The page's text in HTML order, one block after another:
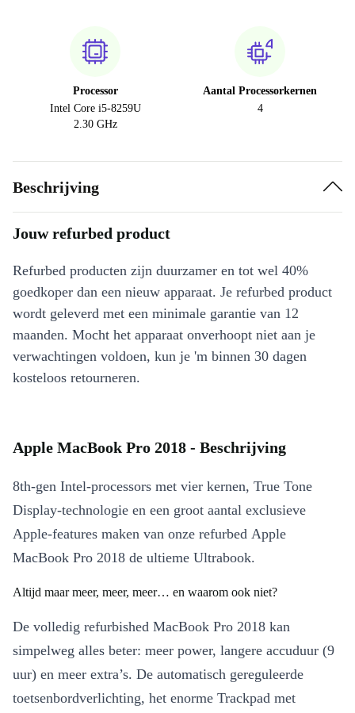
Processor
Intel Core i5-8259U
2.30 GHz
Aantal Processorkernen
4
Beschrijving
Jouw refurbed product
Refurbed producten zijn duurzamer en tot wel 40%
goedkoper dan een nieuw apparaat. Je refurbed product
wordt geleverd met een minimale garantie van 12
maanden. Mocht het apparaat onverhoopt niet aan je
verwachtingen voldoen, kun je 'm binnen 30 dagen
kosteloos retourneren.
Apple MacBook Pro 2018 - Beschrijving
8th-gen Intel-processors met vier kernen, True Tone
Display-technologie en een groot aantal exclusieve
Apple-features maken van onze refurbed Apple
MacBook Pro 2018 de ultieme Ultrabook.
Altijd maar meer, meer, meer… en waarom ook niet?
De volledig refurbished MacBook Pro 2018 kan
simpelweg alles beter: meer power, langere accuduur (9
uur) en meer extra’s. De automatisch gereguleerde
toetsenbordverlichting, het enorme Trackpad met